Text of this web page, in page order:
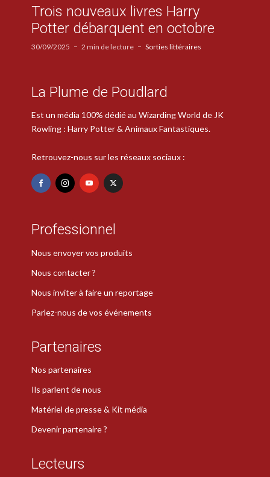
Trois nouveaux livres Harry
Potter débarquent en octobre
30/09/2025 2 min de lecture Sorties littéraires
La Plume de Poudlard
Est un média 100% dédié au Wizarding World de JK
Rowling : Harry Potter & Animaux Fantastiques.
Retrouvez-nous sur les réseaux sociaux :
Professionnel
Nous envoyer vos produits
Nous contacter ?
Nous inviter à faire un reportage
Parlez-nous de vos événements
Partenaires
Nos partenaires
Ils parlent de nous
Matériel de presse & Kit média
Devenir partenaire ?
Lecteurs